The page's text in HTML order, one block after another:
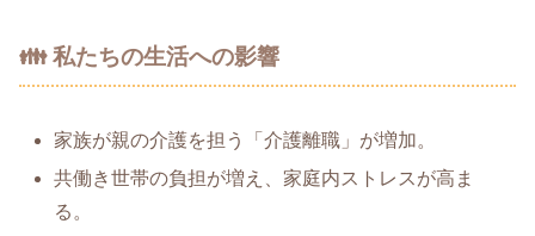
👪 私たちの生活への影響
家族が親の介護を担う「介護離職」が増加。
共働き世帯の負担が増え、家庭内ストレスが高ま
る。